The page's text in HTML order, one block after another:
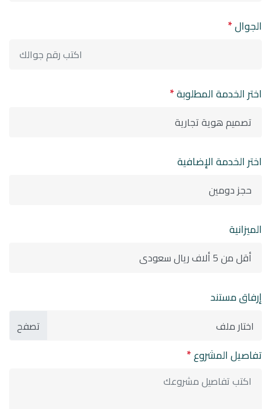
الجوال*
اختر الخدمة المطلوبة*
اختر الخدمة الإضافية
الميزانية
إرفاق مستند
اختار ملف
تفاصيل المشروع*